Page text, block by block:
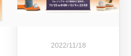
2022/11/18